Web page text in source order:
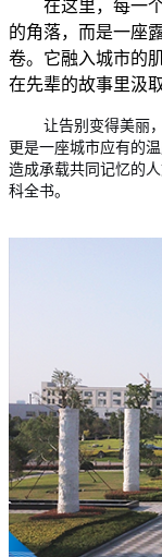
在这里，每一个
的角落，而是一座
卷。它融入城市的
在先辈的故事里汲
让告别变得美丽，
更是一座城市应有的
造成承载共同记忆的
科全书。